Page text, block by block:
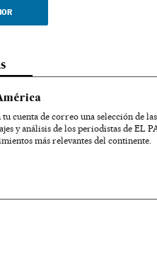
tu cuenta de correo una selección de las
y análisis de los periodistas de EL
más relevantes del continente.